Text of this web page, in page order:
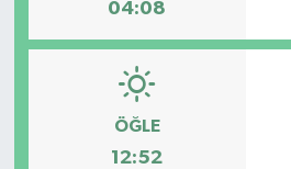
04:08
ÖĞLE
12:52
Vefat